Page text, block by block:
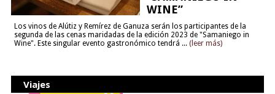
WINE”
Los vinos de Alútiz y Remírez de Ganuza serán los participantes de la
segunda de las cenas maridadas de la edición 2023 de "Samaniego in
Wine". Este singular evento gastronómico tendrá ... (leer más)
Viajes